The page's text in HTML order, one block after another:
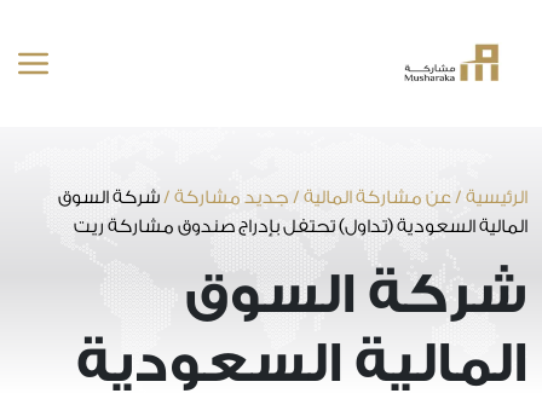
المحتوى
الرئيسية /عن مشاركة المالية / جديد مشاركة /شركة السوق
المالية السعودية (تداول) تحتفل بإدراج صندوق مشاركة ريت
شركة السوق
المالية السعودية